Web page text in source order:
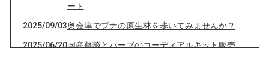
ート
2025/09/03奥会津でブナの原生林を歩いてみませんか？
2025/06/20国産薔薇とハーブのコーディアルキット販売